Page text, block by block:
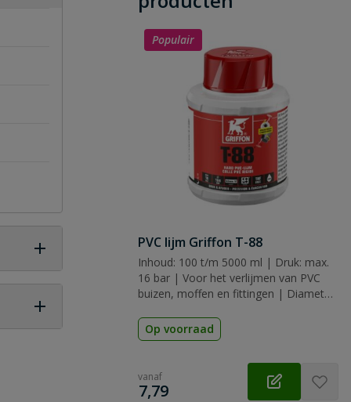
Populair
PVC lijm Griffon T-88
Inhoud: 100 t/m 5000 ml | Druk: max.
16 bar | Voor het verlijmen van PVC
buizen, moffen en fittingen | Diameter:
& ACS
Op voorraad
vanaf
€
7,79